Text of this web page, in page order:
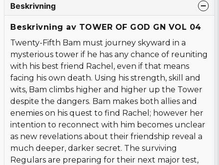
Beskrivning
Beskrivning av TOWER OF GOD GN VOL 04
Twenty-Fifth Bam must journey skyward in a
mysterious tower if he has any chance of reuniting
with his best friend Rachel, even if that means
facing his own death. Using his strength, skill and
wits, Bam climbs higher and higher up the Tower
despite the dangers. Bam makes both allies and
enemies on his quest to find Rachel; however her
intention to reconnect with him becomes unclear
as new revelations about their friendship reveal a
much deeper, darker secret. The surviving
Regulars are preparing for their next major test,